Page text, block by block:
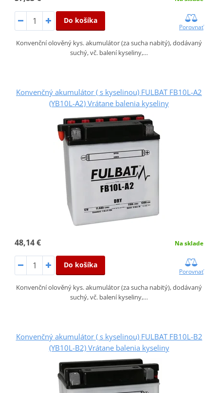
Do košíka
Porovnať
Konvenční olověný kys. akumulátor (za sucha nabitý), dodávaný
suchý, vč. balení kyseliny,…
Konvenčný akumulátor ( s kyselinou) FULBAT FB10L-A2
(YB10L-A2) Vrátane balenia kyseliny
48,14 € Na sklade
Do košíka
Porovnať
Konvenční olověný kys. akumulátor (za sucha nabitý), dodávaný
suchý, vč. balení kyseliny,…
Konvenčný akumulátor ( s kyselinou) FULBAT FB10L-B2
(YB10L-B2) Vrátane balenia kyseliny